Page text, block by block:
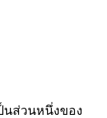
นส่วนหนึ่งของ